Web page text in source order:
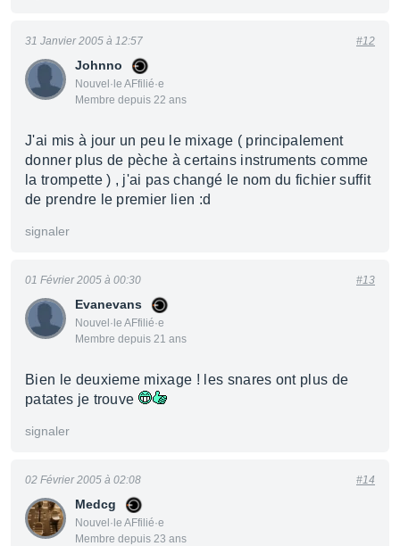
Johnno
Nouvel·le AFfilié·e
Membre depuis 22 ans
31 Janvier 2005 à 12:57 #12
J'ai mis à jour un peu le mixage ( principalement
donner plus de pèche à certains instruments comme
la trompette ) , j'ai pas changé le nom du fichier suffit
de prendre le premier lien :d
signaler
Evanevans
Nouvel·le AFfilié·e
Membre depuis 21 ans
01 Février 2005 à 00:30 #13
Bien le deuxieme mixage ! les snares ont plus de
patates je trouve
signaler
Medcg
Nouvel·le AFfilié·e
Membre depuis 23 ans
02 Février 2005 à 02:08 #14